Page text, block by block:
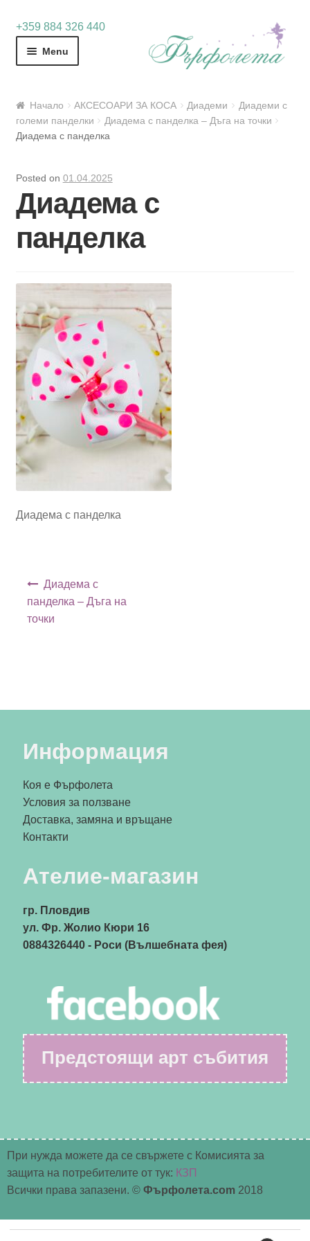
+359 884 326 440
Skip
Skip
Menu
Начало АКСЕСОАРИ ЗА КОСА Диадеми
Диадеми с
големи панделки
Диадема с панделка – Дъга на точки
Диадема с панделка
Posted on 01.04.2025
Диадема с
панделка
Диадема с панделка
Диадема с
панделка – Дъга на
точки
Информация
Коя е Фърфолета
Условия за ползване
Доставка, замяна и връщане
Контакти
Ателие-магазин
гр. Пловдив
ул. Фр. Жолио Кюри 16
0884326440- Роси (Вълшебната фея)
Предстоящи арт събития
При нужда можете да се свържете с Комисията за
защита на потребителите от тук: КЗП
Всички права запазени. © Фърфолета.com 2018